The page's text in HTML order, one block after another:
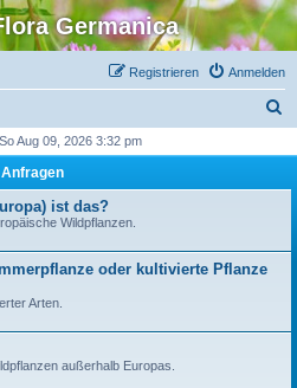
Germanica
Anmelden
Registrieren
h
Aug 09, 2026 3:32 pm
Anfragen
ist das?
Wildpflanzen.
oder kultivierte Pflanze
Arten.
außerhalb Europas.